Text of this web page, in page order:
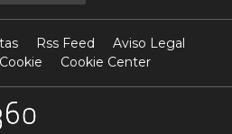
Rss Feed
Aviso Legal
Cookie Cookie Center